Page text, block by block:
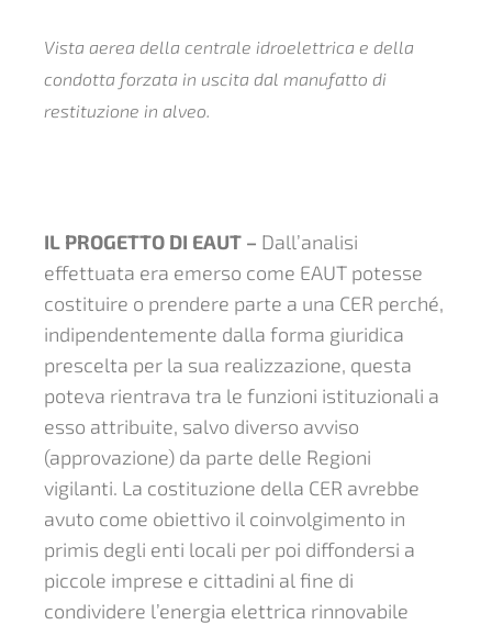
Vista aerea della centrale idroelettrica e della
condotta forzata in uscita dal manufatto di
restituzione in alveo.
IL PROGETTO DI EAUT – Dall’analisi
effettuata era emerso come EAUT potesse
costituire o prendere parte a una CER perché,
indipendentemente dalla forma giuridica
prescelta per la sua realizzazione, questa
poteva rientrava tra le funzioni istituzionali a
esso attribuite, salvo diverso avviso
(approvazione) da parte delle Regioni
vigilanti. La costituzione della CER avrebbe
avuto come obiettivo il coinvolgimento in
primis degli enti locali per poi diffondersi a
piccole imprese e cittadini al fine di
condividere l’energia elettrica rinnovabile